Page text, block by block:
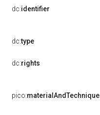
dc:identifier
dc:type
dc:rights
pico:materialAndTechnique